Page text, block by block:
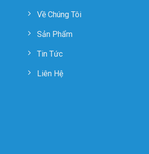
Về Chúng Tôi
Sản Phẩm
Tin Tức
Liên Hệ